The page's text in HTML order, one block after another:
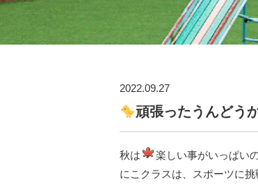
2022.09.27
頑張ったうんどう
秋は 楽しい事がいっぱい
にこクラスは、スポーツに挑